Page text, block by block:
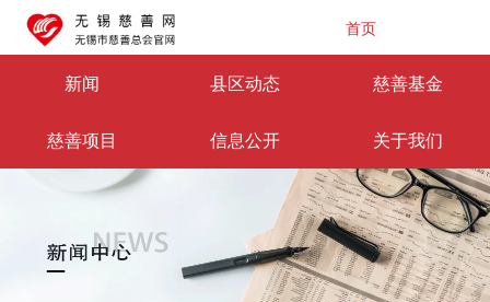
首页
新闻 县区动态 慈善基金
慈善项目 信息公开 关于我们